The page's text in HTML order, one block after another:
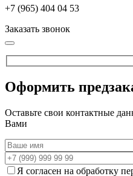
+7 (965) 404 04 53
Заказать звонок
Оформить
Оставьте свои контактные
Вами
Я согласен на обработку